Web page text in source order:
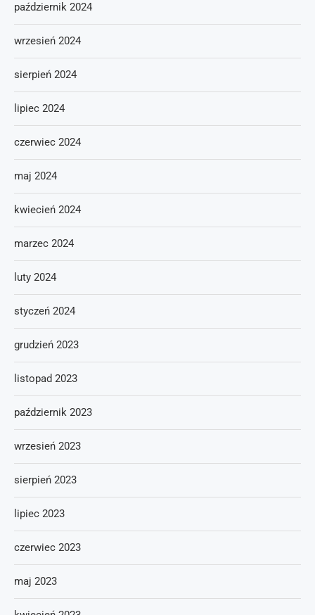
październik 2024
wrzesień 2024
sierpień 2024
lipiec 2024
czerwiec 2024
maj 2024
kwiecień 2024
marzec 2024
luty 2024
styczeń 2024
grudzień 2023
listopad 2023
październik 2023
wrzesień 2023
sierpień 2023
lipiec 2023
czerwiec 2023
maj 2023